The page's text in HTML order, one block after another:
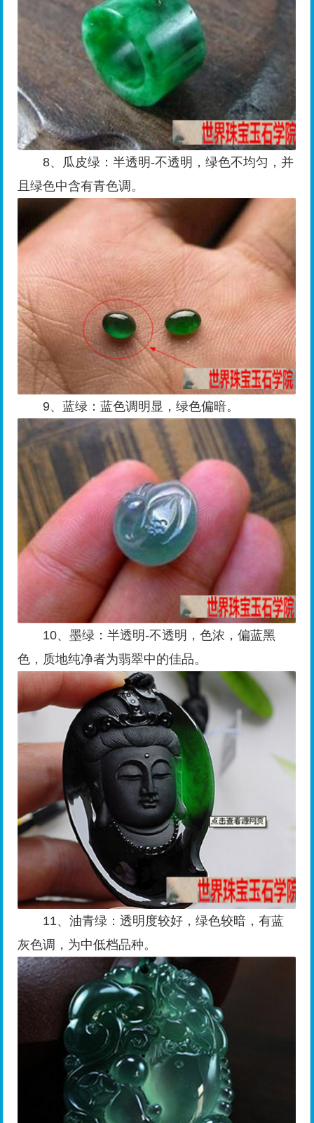
8、瓜皮绿：半透明-不透明，绿色不均匀，并
且绿色中含有青色调。
9、蓝绿：蓝色调明显，绿色偏暗。
10、墨绿：半透明-不透明，色浓，偏蓝黑
色，质地纯净者为翡翠中的佳品。
11、油青绿：透明度较好，绿色较暗，有蓝
灰色调，为中低档品种。